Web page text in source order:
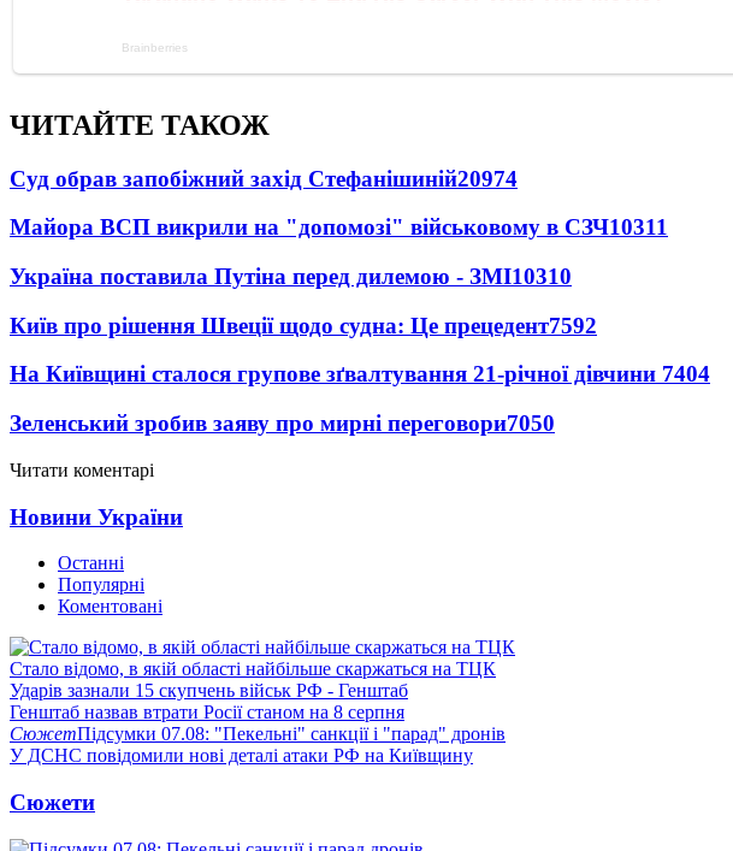
ЧИТАЙТЕ ТАКОЖ
Суд обрав запобіжний захід Стефанішиній20974
Майора ВСП викрили на "допомозі" військовому в СЗЧ10311
Україна поставила Путіна перед дилемою - ЗМІ10310
Київ про рішення Швеції щодо судна: Це прецедент7592
На Київщині сталося групове зґвалтування 21-річної дівчини 7404
Зеленський зробив заяву про мирні переговори7050
Читати коментарі
Новини України
Останні
Популярні
Коментовані
Стало відомо, в якій області найбільше скаржаться на ТЦК
Ударів зазнали 15 скупчень військ РФ - Генштаб
Генштаб назвав втрати Росії станом на 8 серпня
СюжетПідсумки 07.08: "Пекельні" санкції і "парад" дронів
У ДСНС повідомили нові деталі атаки РФ на Київщину
Сюжети